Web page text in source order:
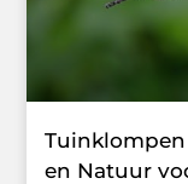
en Natuur